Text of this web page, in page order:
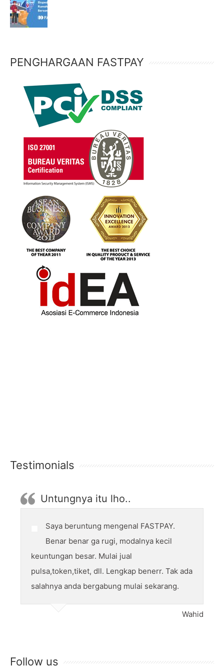
PENGHARGAAN FASTPAY
Testimonials
Untungnya itu lho..
Saya beruntung mengenal FASTPAY.
Benar benar ga rugi, modalnya kecil
keuntungan besar. Mulai jual
pulsa,token,tiket, dll. Lengkap benerr. Tak ada
salahnya anda bergabung mulai sekarang.
Wahid
Follow us